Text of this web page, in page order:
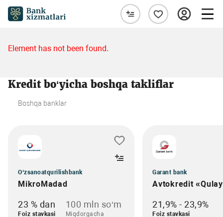
Element has not been found.
Kredit bo‘yicha boshqa takliflar
Boshqa banklar
O‘zsanoatqurilishbank
MikroMadad
23 % dan
Foiz stavkasi
100 mln so‘m
Miqdorgacha
Garant bank
Avtokredit
21,9% - 23,9%
Foiz stavkasi